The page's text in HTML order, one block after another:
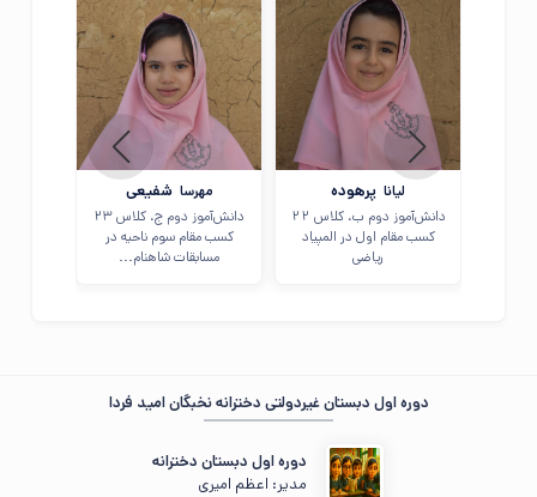
لیانا پرهوده
دانش‌آموز دوم ب، کلاس 22
کسب مقام اول در المپیاد
ریاضی
مهرسا شفیعی
دانش‌آموز دوم ج، کلاس 23
کسب مقام سوم ناحیه در
مسابقات شاهنام...
دوره اول دبستان غیردولتی دخترانه نخبگان امید فردا
دوره اول دبستان دخترانه
مدیر: اعظم امیری